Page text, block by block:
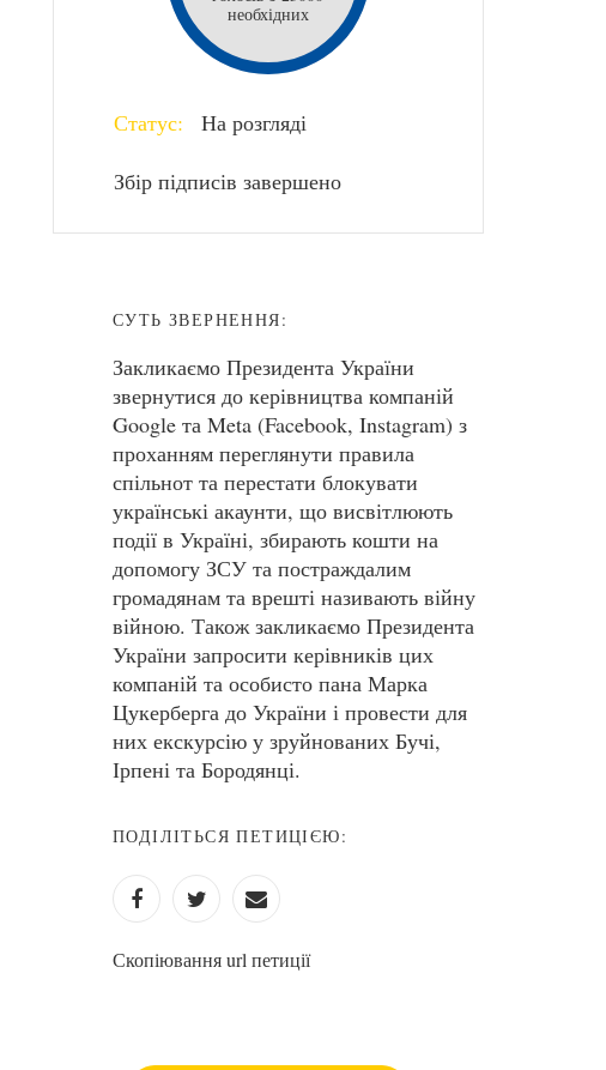
необхідних
Статус: На розгляді
Збір підписів завершено
СУТЬ ЗВЕРНЕННЯ:
Закликаємо Президента України
звернутися до керівництва компаній
Google та Meta (Facebook, Instagram) з
проханням переглянути правила
спільнот та перестати блокувати
українські акаунти, що висвітлюють
події в Україні, збирають кошти на
допомогу ЗСУ та постраждалим
громадянам та врешті називають війну
війною. Також закликаємо Президента
України запросити керівників цих
компаній та особисто пана Марка
Цукерберга до України і провести для
них екскурсію у зруйнованих Бучі,
Ірпені та Бородянці.
ПОДІЛІТЬСЯ ПЕТИЦІЄЮ:
Скопіювання url петиції